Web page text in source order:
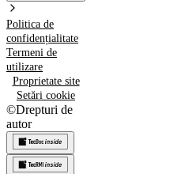
Politica de
confidențialitate
Termeni de
utilizare
Proprietate site
Setări cookie
©Drepturi de
autor